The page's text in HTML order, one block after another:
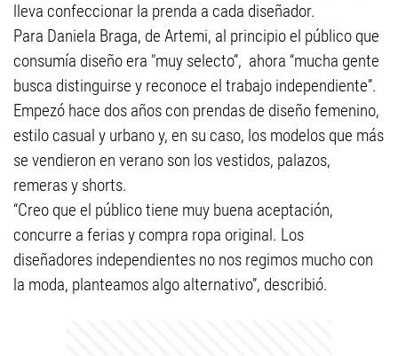
lleva confeccionar la prenda a cada diseñador.
Para Daniela Braga, de Artemi, al principio el público que
consumía diseño era "muy selecto”, ahora “mucha gente
busca distinguirse y reconoce el trabajo independiente”.
Empezó hace dos años con prendas de diseño femenino,
estilo casual y urbano y, en su caso, los modelos que más
se vendieron en verano son los vestidos, palazos,
remeras y shorts.
“Creo que el público tiene muy buena aceptación,
concurre a ferias y compra ropa original. Los
diseñadores independientes no nos regimos mucho con
la moda, planteamos algo alternativo”, describió.